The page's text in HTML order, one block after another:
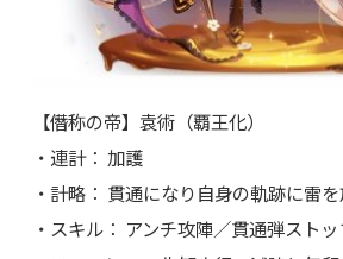
【僭称の帝】袁術（覇王化）
・連計： 加護
・計略： 貫通になり自身の軌跡に雷
・スキル： アンチ攻陣／貫通弾ストッ